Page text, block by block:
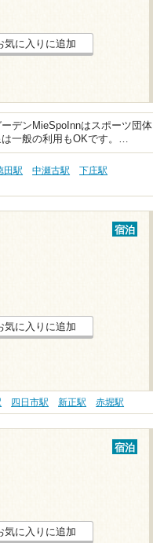
気に入りに追加
デンMieSpoInnはスポーツ団体
一般の利用もOKです。…
田駅 中瀬古駅
下庄駅
宿泊
気に入りに追加
四日市駅 新正駅 赤堀駅
宿泊
気に入りに追加